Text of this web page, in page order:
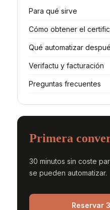
Para qué sirve
Cómo obtener el
Qué automatizar
Verifactu y facturación
Preguntas frecuentes
Primera
30 minutos sin coste
se pueden automatizar.
Reservar